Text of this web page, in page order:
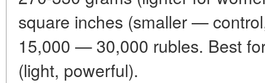
square inches (smaller —
15,000 — 30,000 rubles. Best
(light, powerful).